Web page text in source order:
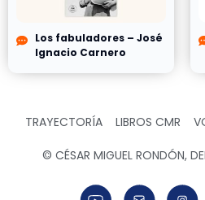
Los fabuladores – José
Ignacio Carnero
TRAYECTORÍA LIBROS CMR
© CÉSAR MIGUEL RONDÓN,